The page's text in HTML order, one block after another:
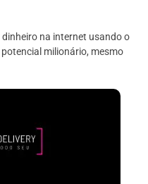
na internet usando o
milionário, mesmo